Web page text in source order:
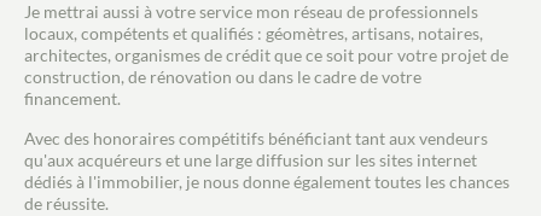
Je mettrai aussi à votre service mon réseau de professionnels
locaux, compétents et qualifiés : géomètres, artisans, notaires,
architectes, organismes de crédit que ce soit pour votre projet de
construction, de rénovation ou dans le cadre de votre
financement.
Avec des honoraires compétitifs bénéficiant tant aux vendeurs
qu'aux acquéreurs et une large diffusion sur les sites internet
dédiés à l'immobilier, je nous donne également toutes les chances
de réussite.